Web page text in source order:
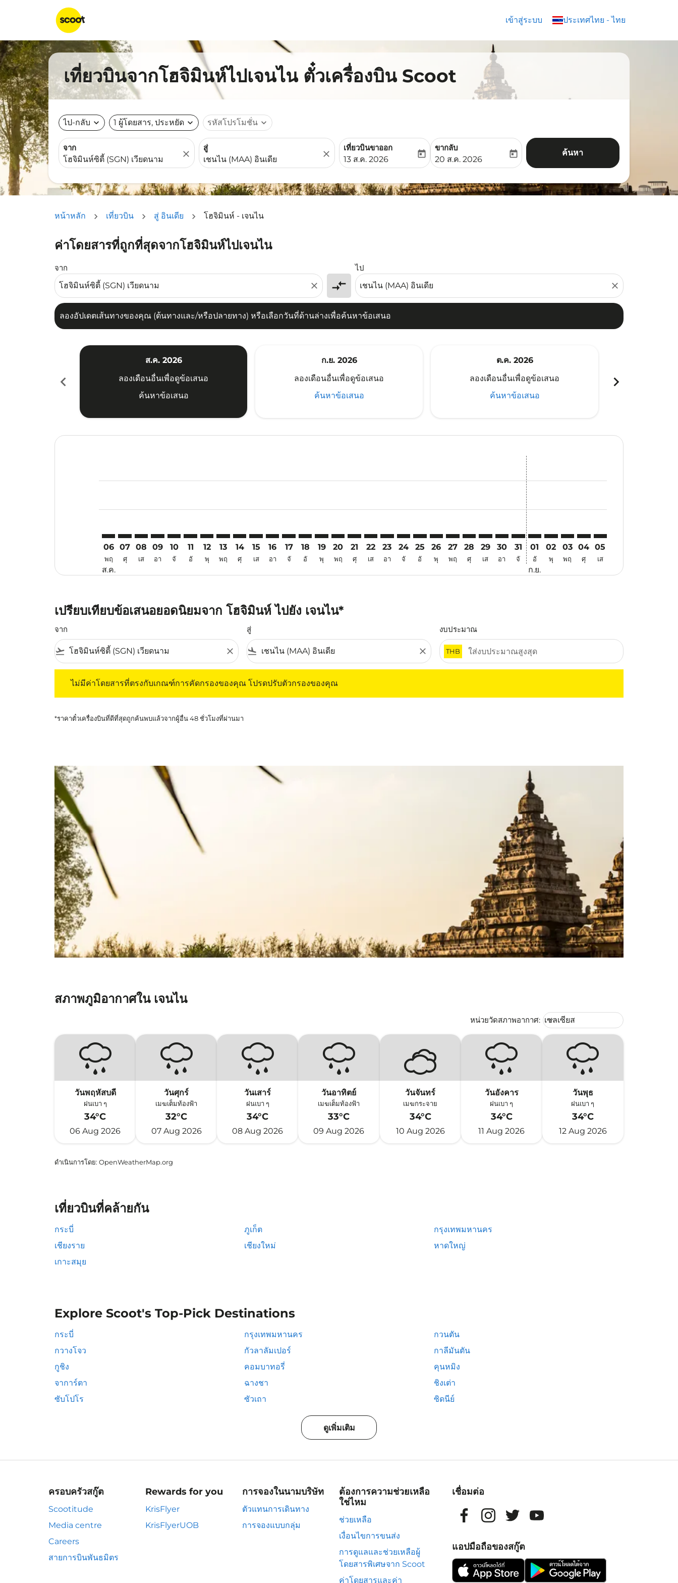
เข้าสู่ระบบ ประเทศไทย - ไทย
keyboard_arrow_down
เที่ยวบินจากโฮจิมินห์ไปเจนไน ตั๋วเครื่องบิน Scoot
ไป-กลับ expand_more 1 ผู้โดยสาร, ประหยัด expand_more รหัสโปรโมชั่น expand_more
จาก
close
สู่
close
เที่ยวบินขาออก
fc-booking-departure-date-aria-label
13 ส.ค. 2026
today
ขากลับ
fc-booking-return-date-aria-label
20 ส.ค. 2026
today ค้นหา
หน้าหลัก เที่ยวบิน สู่ อินเดีย โฮจิมินห์ - เจนไน
ค่าโดยสารที่ถูกที่สุดจากโฮจิมินห์ไปเจนไน
จาก
close compare_arrows
ไป
close
ลองอัปเดตเส้นทางของคุณ (ต้นทางและ/หรือปลายทาง) หรือเลือกวันที่ด้านล่างเพื่อค้นหาข้อเสนอ
ลองอัปเดตเส้นทางของคุณ (ต้นทางและ/หรือปลายทาง) หรือเลือกวันที่ด้านล่างเพื่อค้นหาข้อเสนอ
chevron_left
ส.ค. 2026
ลองเดือนอื่นเพื่อดูข้อเสนอ
ค้นหาข้อเสนอ
ก.ย. 2026
ลองเดือนอื่นเพื่อดูข้อเสนอ
ค้นหาข้อเสนอ
ต.ค. 2026
ลองเดือนอื่นเพื่อดูข้อเสนอ
ค้นหาข้อเสนอ
chevron_right
06
พฤ
ส.ค.
07
ศุ
08
เส
09
อา
10
จั
11
อั
12
พุ
13
พฤ
14
ศุ
15
เส
16
อา
17
จั
18
อั
19
พุ
SGN–MAA: cmp-view-offers-disclaimer. ค้นหาข้อเสนอ
20
พฤ
SGN–MAA: cmp-view-offers-disclaimer. ค้นหาข้อเสนอ
21
ศุ
SGN–MAA: cmp-view-offers-disclaimer. ค้นหาข้อเสนอ
22
เส
SGN–MAA: cmp-view-offers-disclaimer. ค้นหาข้อเสนอ
23
อา
SGN–MAA: cmp-view-offers-disclaimer. ค้นหาข้อเสนอ
24
จั
SGN–MAA: cmp-view-offers-disclaimer. ค้นหาข้อเสนอ
25
อั
SGN–MAA: cmp-view-offers-disclaimer. ค้นหาข้อเสนอ
26
พุ
SGN–MAA: cmp-view-offers-disclaimer. ค้นหาข้อเสนอ
27
พฤ
SGN–MAA: cmp-view-offers-disclaimer. ค้นหาข้อเสนอ
28
ศุ
SGN–MAA: cmp-view-offers-disclaimer. ค้นหาข้อเสนอ
29
เส
SGN–MAA: cmp-view-offers-disclaimer. ค้นหาข้อ
30
อา
SGN–MAA: cmp-view-offers-disclaimer. ค้น
31
จั
01
อั
ก.ย.
02
พุ
03
พฤ
04
ศุ
05
เส
เปรียบเทียบข้อเสนอยอดนิยมจาก โฮจิมินห์ ไปยัง เจนไน*
จาก
flight_takeoff close
สู่
flight_land close
งบประมาณ
THB
ไม่มีค่าโดยสารที่ตรงกับเกณฑ์การคัดกรองของคุณ โปรดปรับตัวกรองของคุณ
*ราคาตั๋วเครื่องบินที่ดีที่สุดถูกค้นพบแล้วจากผู้อื่น 48 ชั่วโมงที่ผ่านมา
สภาพภูมิอากาศใน เจนไน
หน่วยวัดสภาพอากาศ: Weather unit option เซลเซียส
เซลเซียส
keyboard_arrow_down
วันพฤหัสบดี
ฝนเบา ๆ
34°C
06 Aug 2026
วันศุกร์
เมฆเต็มท้องฟ้า
32°C
07 Aug 2026
วันเสาร์
ฝนเบา ๆ
34°C
08 Aug 2026
วันอาทิตย์
เมฆเต็มท้องฟ้า
33°C
09 Aug 2026
วันจันทร์
เมฆกระจาย
34°C
10 Aug 2026
วันอังคาร
ฝนเบา ๆ
34°C
11 Aug 2026
วันพุธ
ฝนเบา ๆ
34°C
12 Aug 2026
ดำเนินการโดย: OpenWeatherMap.org
เที่ยวบินที่คล้ายกัน
กระบี่ ภูเก็ต
กรุงเทพมหานคร
เชียงราย
เชียงใหม่
หาดใหญ่
เกาะสมุย
Explore Scoot's Top-Pick Destinations
กระบี่ กรุงเทพมหานคร
กวนตัน
กวางโจว
กัวลาลัมเปอร์
กาลีมันตัน
กูชิง
คอมบาทอรี่
คุนหมิง
จาการ์ตา
ฉางชา
ชิงเต่า
ซับโปโร
ซัวเถา ซิดนีย์
ดูเพิ่มเติม
ครอบครัวสกู๊ต
Scootitude
Media centre
Careers
สายการบินพันธมิตร
Rewards for you
KrisFlyer
KrisFlyerUOB
การจองในนามบริษัท
ตัวแทนการเดินทาง
การจองแบบกลุ่ม
ต้องการความช่วยเหลือ
ใช่ไหม
ช่วยเหลือ
เงื่อนไขการขนส่ง
การดูแลและช่วยเหลือผู้
โดยสารพิเศษจาก Scoot
ค่าโดยสารและค่า
เชื่อมต่อ
แอปมือถือของสกู๊ต